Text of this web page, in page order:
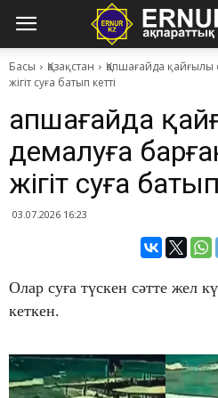
Басы Қазақстан
Қапшағайда
жігіт суға батып кетті
Қапшағайда
демалуға
жігіт суға
03.07.2026 16:23
​Олар суға түскен сәтте жел
кеткен.